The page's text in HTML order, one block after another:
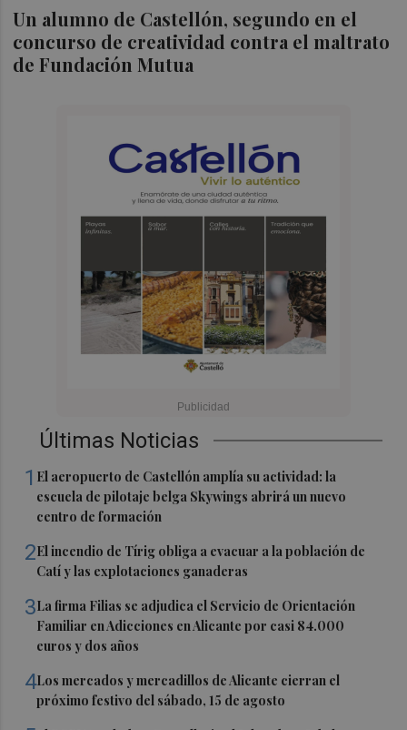
Un alumno de Castellón, segundo en el
concurso de creatividad contra el maltrato
de Fundación Mutua
Últimas Noticias
1 El aeropuerto de Castellón amplía su actividad: la
escuela de pilotaje belga Skywings abrirá un nuevo
centro de formación
2El incendio de Tírig obliga a evacuar a la población de
Catí y las explotaciones ganaderas
3La firma Filias se adjudica el Servicio de Orientación
Familiar en Adicciones en Alicante por casi 84.000
euros y dos años
4Los mercados y mercadillos de Alicante cierran el
próximo festivo del sábado, 15 de agosto